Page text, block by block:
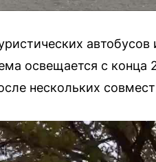
освещается с конца
нескольких